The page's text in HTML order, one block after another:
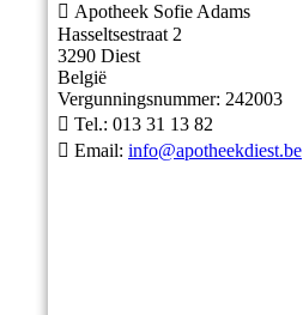
 Apotheek Sofie Adams
Hasseltsestraat 2
3290 Diest
België
Vergunningsnummer: 242003
 Tel.: 013 31 13 82
 Email: info@apotheekdiest.be